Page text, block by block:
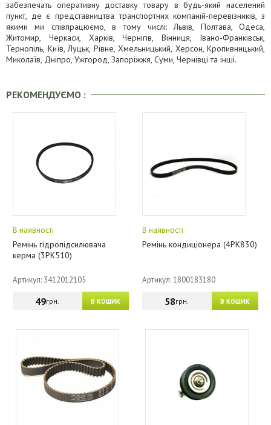
забезпечать оперативну доставку товару в будь-який населений
пункт, де є представництва транспортних компаній-перевізників, з
якими ми співпрацюємо, в тому числі: Львів, Полтава, Одеса,
Житомир, Черкаси, Харків, Чернігів, Вінниця, Івано-Франківськ,
Тернопіль, Київ, Луцьк, Рівне, Хмельницький, Херсон, Кропивницький,
Миколаїв, Дніпро, Ужгород, Запоріжжя, Суми, Чернівці та інші.
РЕКОМЕНДУЄМО :
В наявності
Ремінь гідропідсилювача
керма (3РК510)
Артикул: 3412012105
В КОШИК
49грн.
В наявності
Ремінь кондиціонера (4PK830)
Артикул: 1800183180
В КОШИК
58грн.